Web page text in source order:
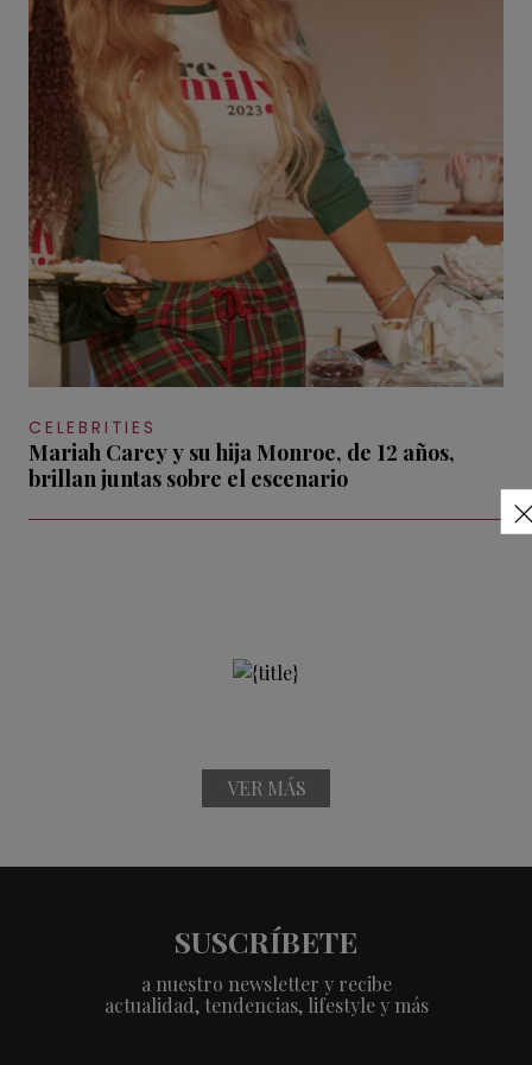
CELEBRITIES
Mariah Carey y su hija Monroe, de 12 años,
brillan juntas sobre el escenario
VER MÁS
SUSCRÍBETE
a nuestro newsletter y recibe
actualidad, tendencias, lifestyle y más